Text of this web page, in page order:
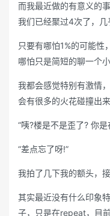
而我最近做的有意义的
我们已经聚过4次了，几
只要有哪怕1%的可能性
哪怕只是简短的聊一个
我都会感觉特别有激情
会有很多的火花碰撞出来
“咦?楼是不是歪了? 你
“差点忘了呀!”
我拍了几下我的额头，
其实最近没有什么印象
子，只是在repeat，目